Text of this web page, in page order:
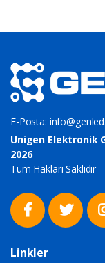
E-Posta:
Unigen Elektronik
2026
Tüm Hakları Saklıdır
Linkler